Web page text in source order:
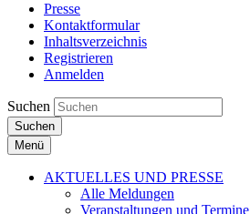
Presse
Kontaktformular
Inhaltsverzeichnis
Registrieren
Anmelden
Suchen
Suchen
Menü
AKTUELLES UND PRESSE
Alle Meldungen
Veranstaltungen und Termine